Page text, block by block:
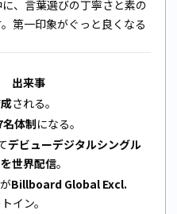
、言葉選びの丁寧さと素の
第一印象がぐっと良くなる
出来事
される。
名体制になる。
デビューデジタルシングル
世界配信。
Billboard Global Excl.
イン。